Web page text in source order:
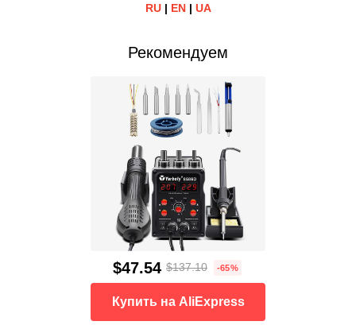
RU| EN| UA
Рекомендуем
$47.54 $137.10 -65%
Купить на AliExpress